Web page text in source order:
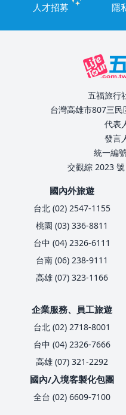
人才招募
隱
五福旅行
台灣高雄市807三
代表
發言
統一編
交觀綜 2023 號
國內外旅遊
台北 (02) 2547-1155
桃園 (03) 336-8811
台中 (04) 2326-6111
台南 (06) 238-9111
高雄 (07) 323-1166
企業服務、員工旅遊
台北 (02) 2718-8001
台中 (04) 2326-7666
高雄 (07) 321-2292
國內/入境客製化包團
全台 (02) 6609-7100